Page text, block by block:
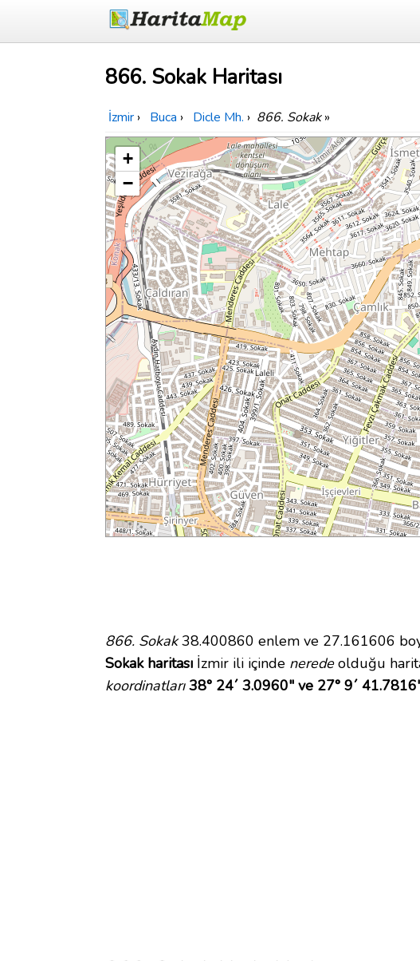
866. Sokak Haritası
İzmir › Buca › Dicle Mh. › 866. Sokak»
+
−
866. Sokak38.400860 enlem ve 27.161606
Sokak haritası İzmir ili içinde neredeolduğu
koordinatları 38° 24´ 3.0960" ve 27° 9´